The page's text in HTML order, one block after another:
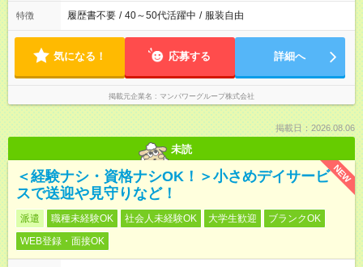
特徴 履歴書不要 / 40～50代活躍中 / 服装自由
気になる！ 応募する 詳細へ
掲載元企業名 マンパワーグループ株式会社
掲載日：2026.08.06
未読
NEW
＜経験ナシ・資格ナシOK！＞小さめデイサービ
スで送迎や見守りなど！
派遣 職種未経験OK 社会人未経験OK 大学生歓迎
ブランクOK
WEB登録・面接OK